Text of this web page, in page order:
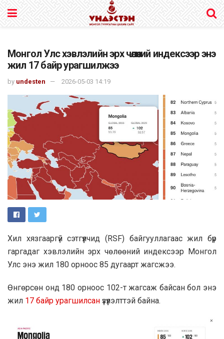
Монгол Улс хэвлэлийн эрх чөлөөний индексээр энэ
жил 17 байр урагшилжээ
by undesten 2026-05-03 14:19
Хил хязгааргүй сэтгүүлчид (RSF) байгууллагаас жил бүр
гаргадаг хэвлэлийн эрх чөлөөний индексээр Монгол
Улс энэ жил 180 орноос 85 дугаарт жагсжээ.
Өнгөрсөн онд 180 орноос 102-т жагсаж байсан бол энэ
жил 17 байр урагшилсан үзүүлэлттэй байна.